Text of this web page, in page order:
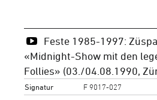
Feste 1985-1997:
«Midnight-Show mit den
Follies» (03./04.08.1990,
Signatur
F 9017-027